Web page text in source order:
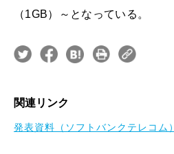
（1GB）～となっている。
関連リンク
発表資料（ソフトバンクテレコム）